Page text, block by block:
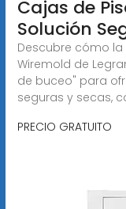
Cajas de
Solución
Descubre cómo
Wiremold de
de buceo" para
seguras y secas,
PRECIO GRATUITO